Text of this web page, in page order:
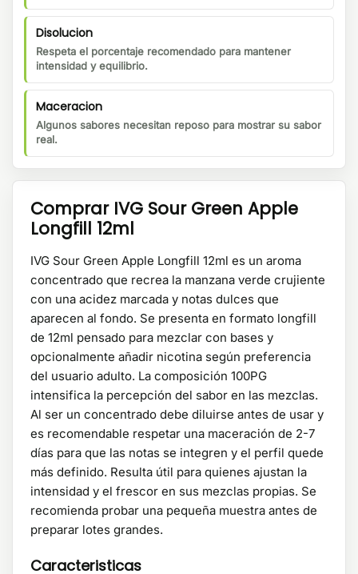
Disolucion
Respeta el porcentaje recomendado para mantener
intensidad y equilibrio.
Maceracion
Algunos sabores necesitan reposo para mostrar su sabor
real.
Comprar IVG Sour Green Apple
Longfill 12ml
IVG Sour Green Apple Longfill 12ml es un aroma
concentrado que recrea la manzana verde crujiente
con una acidez marcada y notas dulces que
aparecen al fondo. Se presenta en formato longfill
de 12ml pensado para mezclar con bases y
opcionalmente añadir nicotina según preferencia
del usuario adulto. La composición 100PG
intensifica la percepción del sabor en las mezclas.
Al ser un concentrado debe diluirse antes de usar y
es recomendable respetar una maceración de 2-7
días para que las notas se integren y el perfil quede
más definido. Resulta útil para quienes ajustan la
intensidad y el frescor en sus mezclas propias. Se
recomienda probar una pequeña muestra antes de
preparar lotes grandes.
Caracteristicas